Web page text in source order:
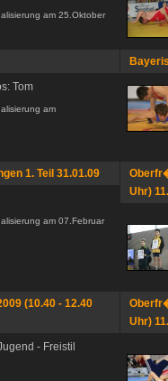
am 25.Oktober
Tom
am
1. Teil 31.01.09
am 07.Februar
Uhr)
(10.40 - 12.40
- Freistil
Uhr)